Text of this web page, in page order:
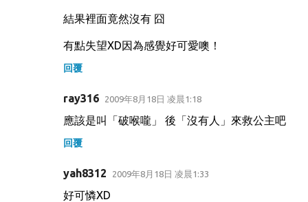
結果裡面竟然沒有 囧
有點失望XD因為感覺好可愛噢！
回覆
ray316 2009年8月18日 凌晨1:18
應該是叫「破喉嚨」 後「沒有人」來救公主吧
回覆
yah8312 2009年8月18日 凌晨1:33
好可憐XD